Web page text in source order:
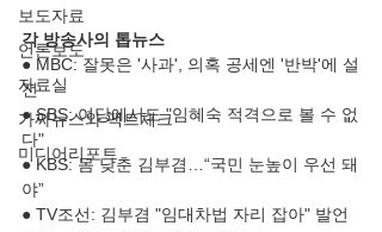
보도자료
언론보도
자료실
가짜뉴스와 팩트체크
미디어리포트
각 방송사의 톱뉴스
● MBC: 잘못은 '사과', 의혹 공세엔 '반박'에 설
전
● SBS: 여당에서도 "임혜숙 적격으로 볼 수 없
다"
● KBS: 몸 낮춘 김부겸…“국민 눈높이 우선 돼
야”
● TV조선: 김부겸 "임대차법 자리 잡아" 발언